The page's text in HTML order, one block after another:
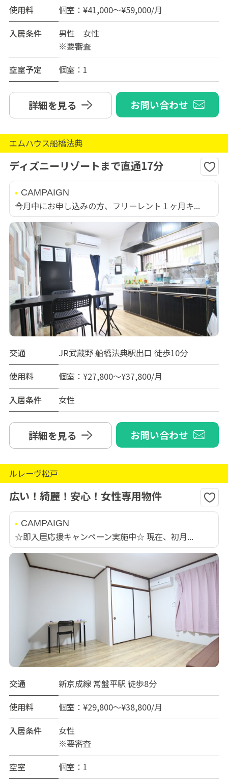
使用料
個室：¥41,000～¥59,000/月
入居条件
男性 女性
※要審査
空室予定
個室：1
詳細を見る お問い合わせ
エムハウス船橋法典
ディズニーリゾートまで直通17分
CAMPAIGN
今月中にお申し込みの方、フリーレント１ヶ月キ...
交通
JR武蔵野 船橋法典駅出口 徒歩10分
使用料
個室：¥27,800～¥37,800/月
入居条件
女性
詳細を見る お問い合わせ
ルレーヴ松戸
広い！綺麗！安心！女性専用物件
CAMPAIGN
☆即入居応援キャンペーン実施中☆ 現在、初月...
交通
新京成線 常盤平駅 徒歩8分
使用料
個室：¥29,800～¥38,800/月
入居条件
女性
※要審査
空室
個室：1